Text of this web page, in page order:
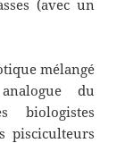
(avec un
mélangé
du
biologistes
pisciculteurs